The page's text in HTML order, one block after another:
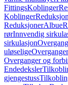
FittingsKoblinger
Koblinger
ReduksjonerAlbue
rørInnvendig
sirkulasjon
uløselige
Overganger og
Endedeksler
gjengestuss